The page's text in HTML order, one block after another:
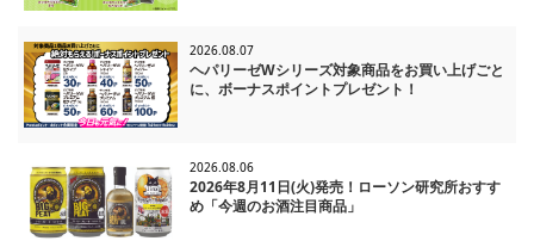
2026.08.07
ヘパリーゼWシリーズ対象商品をお買い上げごと
に、ボーナスポイントプレゼント！
2026.08.06
2026年8月11日(火)発売！ローソン研究所おすす
め「今週のお酒注目商品」